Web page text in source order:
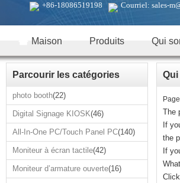
+86-18086519198 Courriel: sales-
Maison Produits Qui
Parcourir les catégories
photo booth(22)
Digital Signage KIOSK(46)
All-In-One PC/Touch Panel PC(140)
Moniteur à écran tactile(42)
Moniteur d’armature ouverte(16)
The
If
the
If